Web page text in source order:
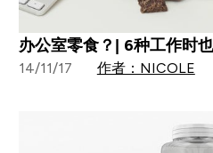
办公室零食？| 6种工作时
14/11/17 作者：NICOLE